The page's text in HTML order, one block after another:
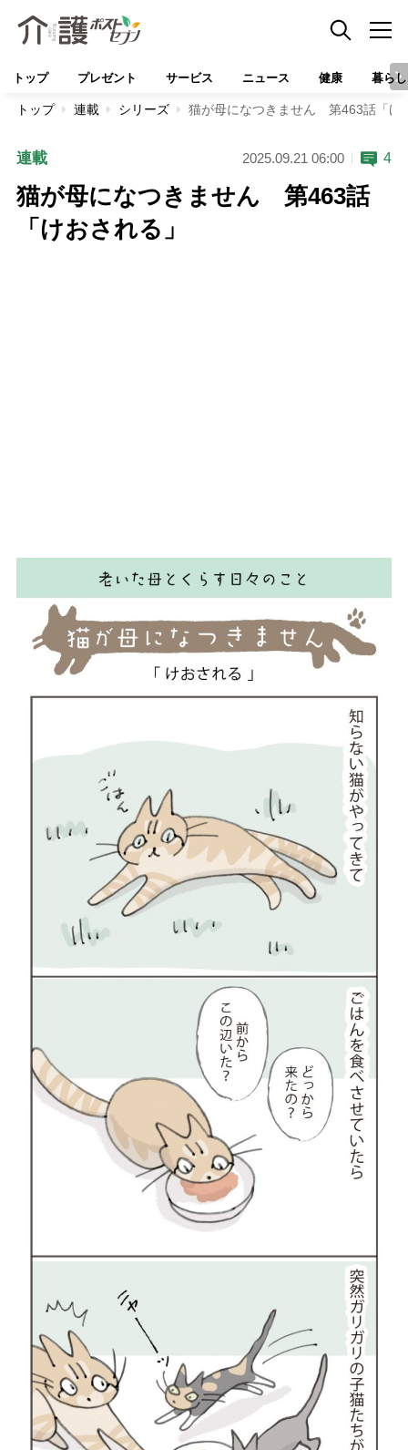
トップ プレゼント サービス ニュース 健康 暮らし
トップ 連載 シリーズ 猫が母になつきません 第463話「け
連載 2025.09.21 06:00 4
猫が母になつきません 第463話
「けおされる」